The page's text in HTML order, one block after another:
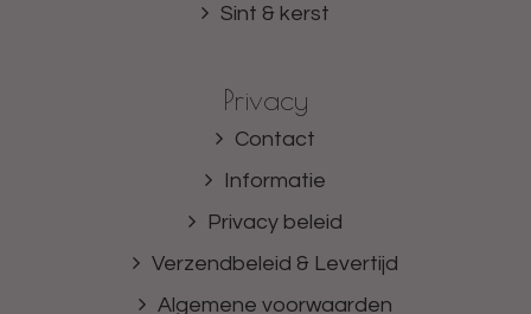
Sint & kerst
Privacy
Contact
Informatie
Privacy beleid
Verzendbeleid & Levertijd
Algemene voorwaarden